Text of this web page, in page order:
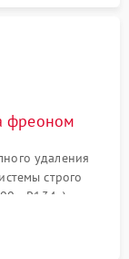
фреоном
удаления
строго
R134a) по
в системе.